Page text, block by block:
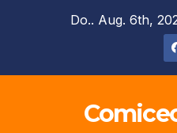
Do.. Aug. 6th,